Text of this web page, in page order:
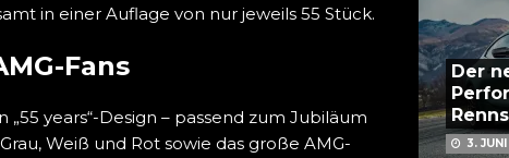
in einer Auflage von nur jeweils 55 Stück.
Fans
years“-Design – passend zum Jubiläum
Weiß und Rot sowie das große AMG-
Der
3.